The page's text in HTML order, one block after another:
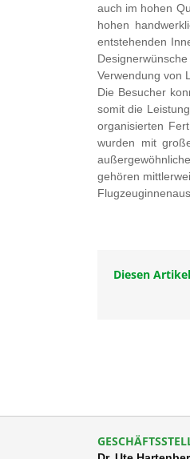
auch im hohen
hohen
entstehenden
Verwendung von
Die Besucher
somit die
organisierten
wurden mit
gehören
Diesen